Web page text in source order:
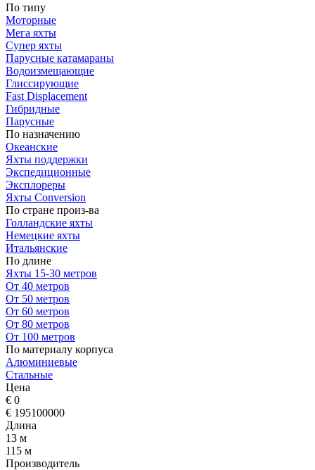
По типу
Моторные
Мега яхты
Супер яхты
Парусные катамараны
Водоизмещающие
Глиссирующие
Fast Displacement
Гибридные
Парусные
По назначению
Океанские
Яхты поддержки
Экспедиционные
Эксплореры
Яхты Conversion
По стране произ-ва
Голландские яхты
Немецкие яхты
Итальянские
По длине
Яхты 15-30 метров
От 40 метров
От 50 метров
От 60 метров
От 80 метров
От 100 метров
По материалу корпуса
Алюминиевые
Стальные
Цена
€ 0
€ 195100000
Длина
13 м
115 м
Производитель